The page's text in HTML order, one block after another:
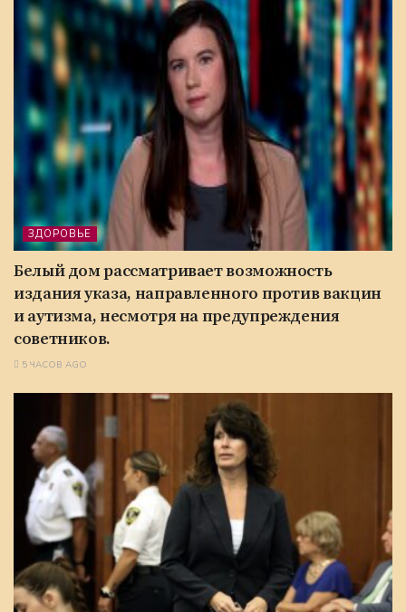
ЗДОРОВЬЕ
Белый дом рассматривает возможность
издания указа, направленного против вакцин
и аутизма, несмотря на предупреждения
советников.
5 ЧАСОВ AGO